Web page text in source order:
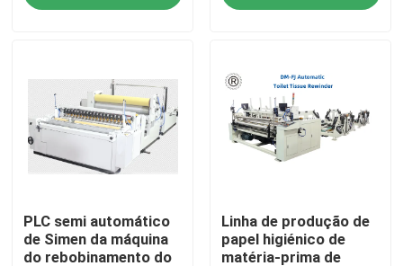
Visita à fábrica
Controle de qualidade
Contacte-nos
PLC semi automático
de Simen da máquina
do rebobinamento do
Linha de produção de
papel higiénico de
matéria-prima de